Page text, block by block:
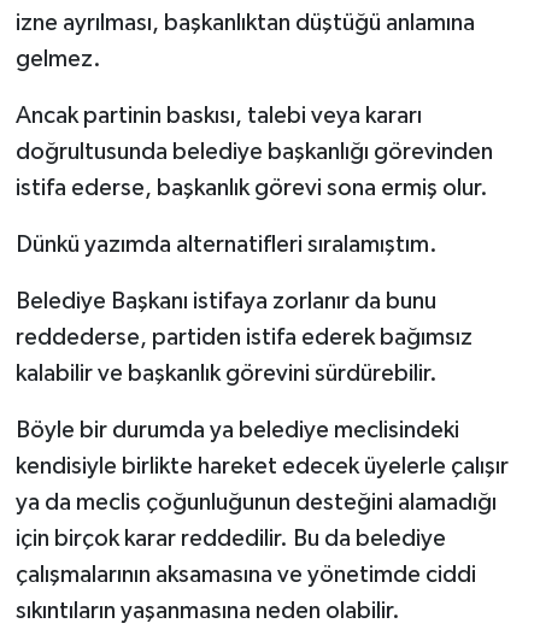
izne ayrılması, başkanlıktan düştüğü anlamına
gelmez.
Ancak partinin baskısı, talebi veya kararı
doğrultusunda belediye başkanlığı görevinden
istifa ederse, başkanlık görevi sona ermiş olur.
Dünkü yazımda alternatifleri sıralamıştım.
Belediye Başkanı istifaya zorlanır da bunu
reddederse, partiden istifa ederek bağımsız
kalabilir ve başkanlık görevini sürdürebilir.
Böyle bir durumda ya belediye meclisindeki
kendisiyle birlikte hareket edecek üyelerle çalışır
ya da meclis çoğunluğunun desteğini alamadığı
için birçok karar reddedilir. Bu da belediye
çalışmalarının aksamasına ve yönetimde ciddi
sıkıntıların yaşanmasına neden olabilir.